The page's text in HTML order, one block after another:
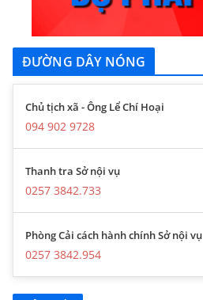
ĐƯỜNG DÂY NÓNG
Chủ tịch xã - Ông Lể Chí Hoại
094 902 9728
Thanh tra Sở nội vụ
0257 3842.733
Phòng Cải cách hành chính Sở nội vụ
0257 3842.954